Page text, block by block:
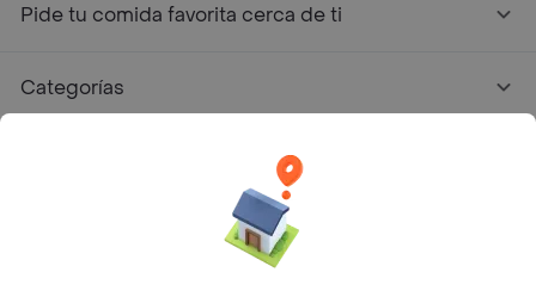
Pide tu comida favorita cerca de ti
Categorías